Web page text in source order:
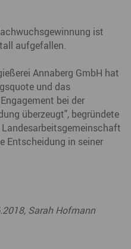
ist
aufgefallen.
Annaberg GmbH hat
und das
bei der
überzeugt", begründete
Entscheidung in seiner
Sarah Hofmann